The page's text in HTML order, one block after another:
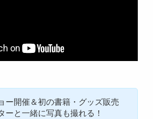
ー開催＆初の書籍・グッズ販売
ーと一緒に写真も撮れる！